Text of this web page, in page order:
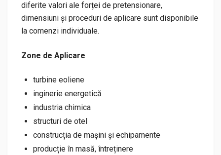
diferite valori ale forței de pretensionare,
dimensiuni și proceduri de aplicare sunt disponibile
la comenzi individuale.
Zone de Aplicare
turbine eoliene
inginerie energetică
industria chimica
structuri de otel
construcția de mașini și echipamente
producție în masă, întreținere